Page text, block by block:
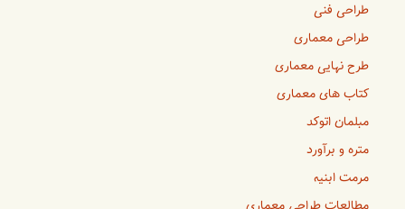
طراحی فنی
طراحی معماری
طرح نهایی معماری
کتاب های معماری
مبلمان اتوکد
متره و برآورد
مرمت ابنیه